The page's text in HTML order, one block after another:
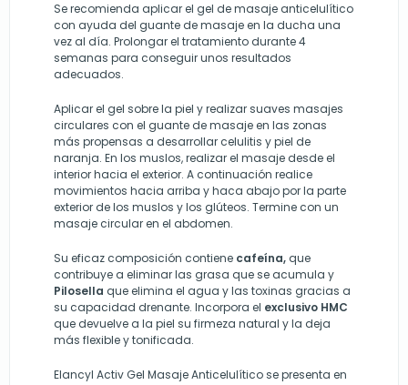
Se recomienda aplicar el gel de masaje anticelulítico
con ayuda del guante de masaje en la ducha una
vez al día. Prolongar el tratamiento durante 4
semanas para conseguir unos resultados
adecuados.
Aplicar el gel sobre la piel y realizar suaves masajes
circulares con el guante de masaje en las zonas
más propensas a desarrollar celulitis y piel de
naranja. En los muslos, realizar el masaje desde el
interior hacia el exterior. A continuación realice
movimientos hacia arriba y haca abajo por la parte
exterior de los muslos y los glúteos. Termine con un
masaje circular en el abdomen.
Su eficaz composición contiene cafeína, que
contribuye a eliminar las grasa que se acumula y
Pilosella que elimina el agua y las toxinas gracias a
su capacidad drenante. Incorpora el exclusivo HMC
que devuelve a la piel su firmeza natural y la deja
más flexible y tonificada.
Elancyl Activ Gel Masaje Anticelulítico se presenta en